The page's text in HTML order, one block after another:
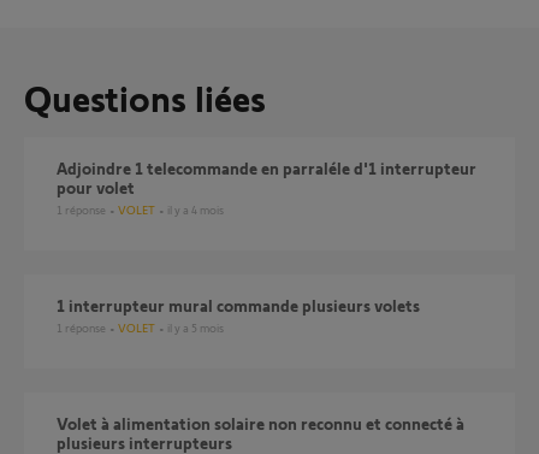
Questions liées
Adjoindre 1 telecommande en parraléle d'1 interrupteur
pour volet
1 réponse VOLET il y a 4 mois
1 interrupteur mural commande plusieurs volets
1 réponse VOLET il y a 5 mois
Volet à alimentation solaire non reconnu et connecté à
plusieurs interrupteurs